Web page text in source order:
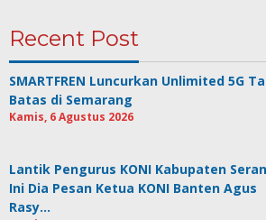
Recent Post
SMARTFREN Luncurkan Unlimited 5G
Batas di Semarang
Kamis, 6 Agustus 2026
Lantik Pengurus KONI Kabupaten
Ini Dia Pesan Ketua KONI Banten Agus
Rasy…